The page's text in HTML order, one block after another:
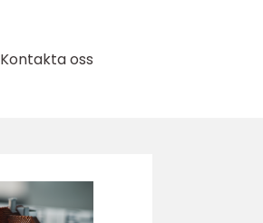
Kontakta oss